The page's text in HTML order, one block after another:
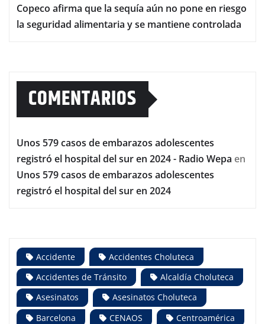
Copeco afirma que la sequía aún no pone en riesgo
la seguridad alimentaria y se mantiene controlada
COMENTARIOS
Unos 579 casos de embarazos adolescentes
registró el hospital del sur en 2024 - Radio Wepa en
Unos 579 casos de embarazos adolescentes
registró el hospital del sur en 2024
Accidente
Accidentes Choluteca
Accidentes de Tránsito
Alcaldía Choluteca
Asesinatos
Asesinatos Choluteca
Barcelona
CENAOS
Centroamérica